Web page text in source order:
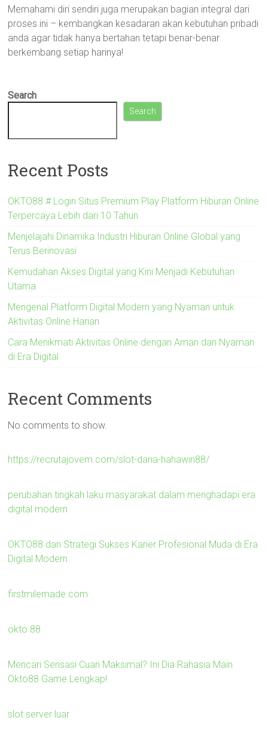
Memahami diri sendiri juga merupakan bagian integral dari
proses ini – kembangkan kesadaran akan kebutuhan pribadi
anda agar tidak hanya bertahan tetapi benar-benar
berkembang setiap harinya!
Search
Search
Recent Posts
OKTO88 # Login Situs Premium Play Platform Hiburan Online
Terpercaya Lebih dari 10 Tahun
Menjelajahi Dinamika Industri Hiburan Online Global yang
Terus Berinovasi
Kemudahan Akses Digital yang Kini Menjadi Kebutuhan
Utama
Mengenal Platform Digital Modern yang Nyaman untuk
Aktivitas Online Harian
Cara Menikmati Aktivitas Online dengan Aman dan Nyaman
di Era Digital
Recent Comments
No comments to show.
https://recrutajovem.com/slot-dana-hahawin88/
perubahan tingkah laku masyarakat dalam menghadapi era
digital modern
OKTO88 dan Strategi Sukses Karier Profesional Muda di Era
Digital Modern
firstmilemade.com
okto 88
Mencari Sensasi Cuan Maksimal? Ini Dia Rahasia Main
Okto88 Game Lengkap!
slot server luar